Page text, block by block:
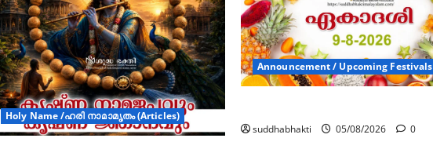
Holy Name /ഹരി നാമാമൃതം (Articles)
Announcement / Upcoming Festivals
suddhabhakti 05/08/2026
0